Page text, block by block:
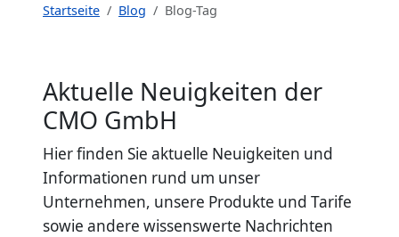
Startseite Blog Blog-Tag
Aktuelle Neuigkeiten der
CMO GmbH
Hier finden Sie aktuelle Neuigkeiten und
Informationen rund um unser
Unternehmen, unsere Produkte und Tarife
sowie andere wissenswerte Nachrichten